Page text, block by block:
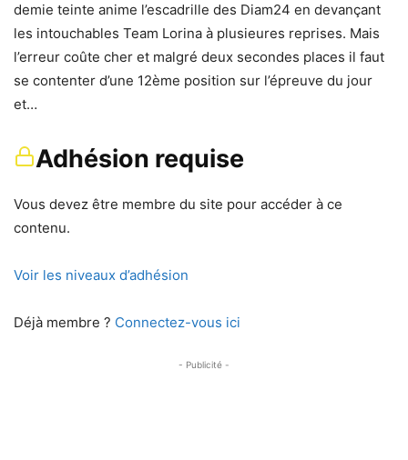
demie teinte anime l’escadrille des Diam24 en devançant
les intouchables Team Lorina à plusieures reprises. Mais
l’erreur coûte cher et malgré deux secondes places il faut
se contenter d’une 12ème position sur l’épreuve du jour
et…
Adhésion requise
Vous devez être membre du site pour accéder à ce
contenu.
Voir les niveaux d’adhésion
Déjà membre ? Connectez-vous ici
- Publicité -